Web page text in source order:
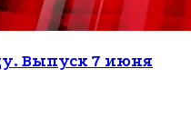
Выпуск 7 июня